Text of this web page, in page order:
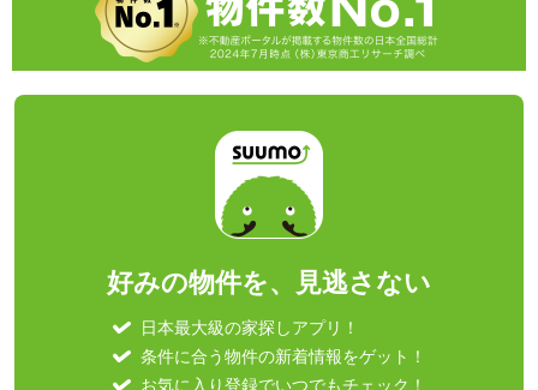
好みの物件を、見逃さない
日本最大級の家探しアプリ！
条件に合う物件の新着情報をゲット！
お気に入り登録でいつでもチェック！